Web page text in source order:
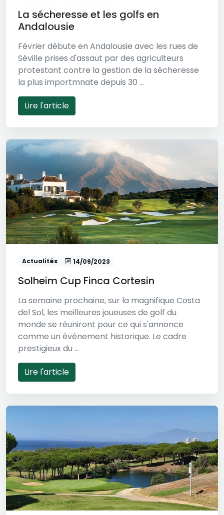
La sécheresse et les golfs en
Andalousie
Février débute en Andalousie avec les rues de
Séville prises d'assaut par des agriculteurs
protestant contre la gestion de la sécheresse
la plus importmnate depuis 30 ...
Lire l'article
Actualités 14/09/2023
Solheim Cup Finca Cortesin
La semaine prochaine, sur la magnifique Costa
del Sol, les meilleures joueuses de golf du
monde se réuniront pour ce qui s'annonce
comme un événement historique. Le cadre
prestigieux du ...
Lire l'article